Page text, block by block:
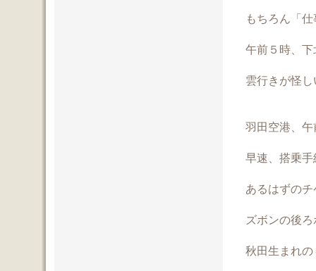
もちろん「
午前５時、
雲行きが怪し
羽田空港、
早速、搭乗
あるはずの
ズボンの後
秋田生まれ